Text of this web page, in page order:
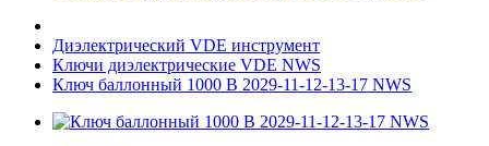
Диэлектрический VDE инструмент
Ключи диэлектрические VDE NWS
Ключ баллонный 1000 В 2029-11-12-13-17 NWS